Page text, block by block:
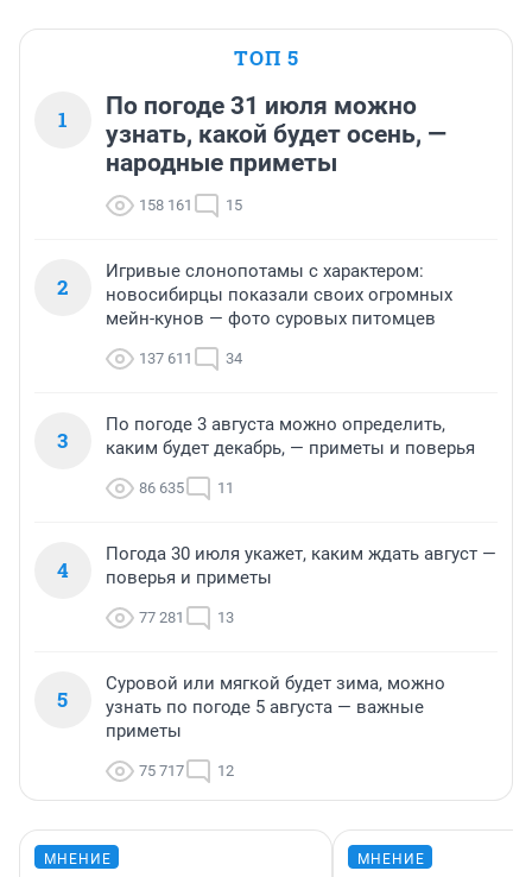
ТОП 5
1
По погоде 31 июля можно
узнать, какой будет осень, —
народные приметы
158 161 15
2
Игривые слонопотамы с характером:
новосибирцы показали своих огромных
мейн-кунов — фото суровых питомцев
137 611 34
3
По погоде 3 августа можно определить,
каким будет декабрь, — приметы и поверья
86 635 11
4
Погода 30 июля укажет, каким ждать август —
поверья и приметы
77 281 13
5
Суровой или мягкой будет зима, можно
узнать по погоде 5 августа — важные
приметы
75 717 12
МНЕНИЕ МНЕНИЕ